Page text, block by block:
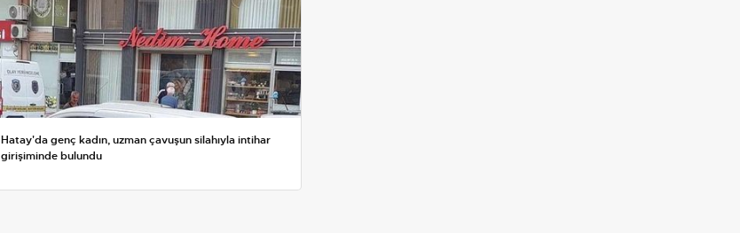
Hatay'da genç kadın, uzman çavuşun silahıyla intihar
girişiminde bulundu